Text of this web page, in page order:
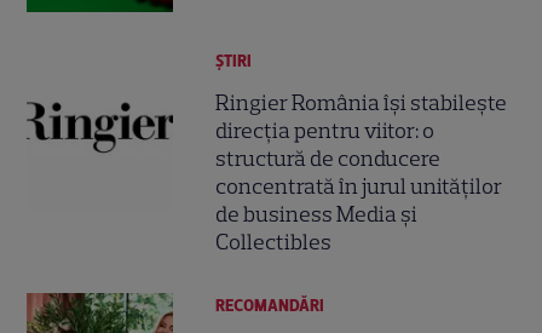
ȘTIRI
Ringier România își stabilește
direcția pentru viitor: o
structură de conducere
concentrată în jurul unităților
de business Media și
Collectibles
RECOMANDĂRI